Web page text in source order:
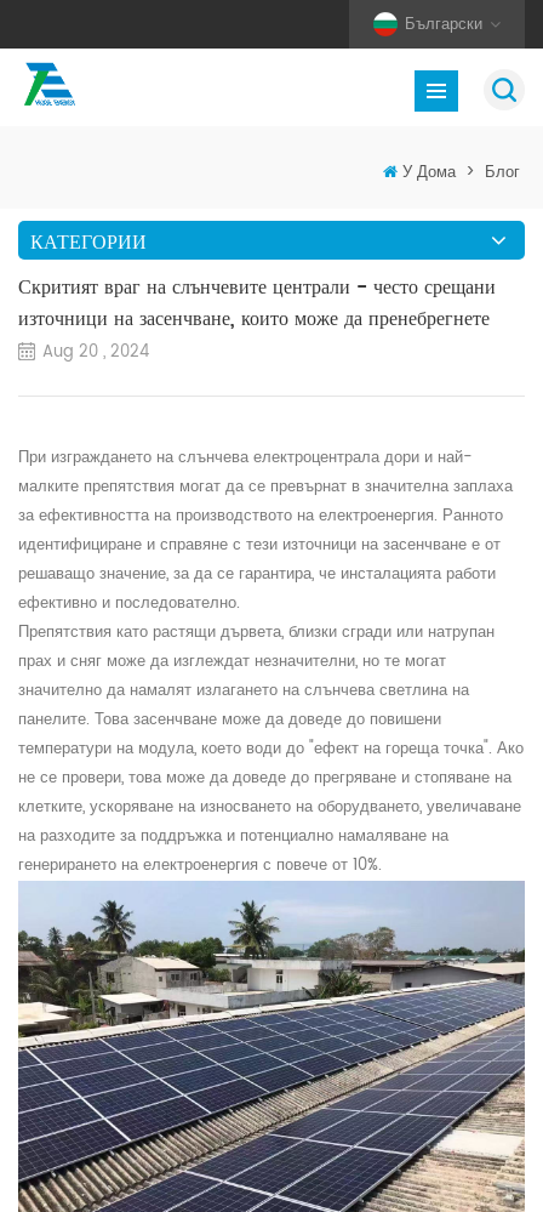
Български
У Дома > Блог
КАТЕГОРИИ
Скритият враг на слънчевите централи - често срещани
източници на засенчване, които може да пренебрегнете
Aug 20 , 2024
При изграждането на слънчева електроцентрала дори и най-
малките препятствия могат да се превърнат в значителна заплаха
за ефективността на производството на електроенергия. Ранното
идентифициране и справяне с тези източници на засенчване е от
решаващо значение, за да се гарантира, че инсталацията работи
ефективно и последователно.
Препятствия като растящи дървета, близки сгради или натрупан
прах и сняг може да изглеждат незначителни, но те могат
значително да намалят излагането на слънчева светлина на
панелите. Това засенчване може да доведе до повишени
температури на модула, което води до "ефект на гореща точка". Ако
не се провери, това може да доведе до прегряване и стопяване на
клетките, ускоряване на износването на оборудването, увеличаване
на разходите за поддръжка и потенциално намаляване на
генерирането на електроенергия с повече от 10%.